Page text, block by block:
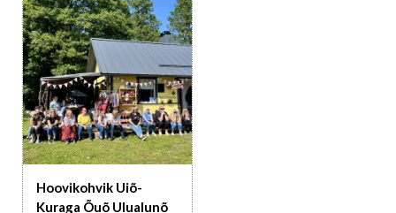
Hoovikohvik Uiõ-
Kuraga Õuõ Ulualunõ